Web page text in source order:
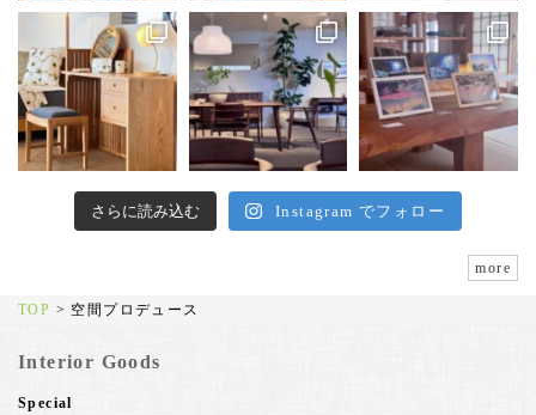
さらに読み込む Instagram でフォロー
more
TOP > 空間プロデュース
Interior Goods
Special